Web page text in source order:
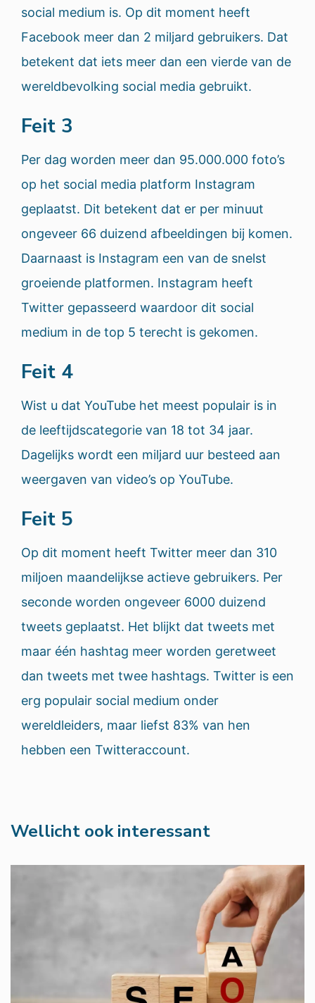
social medium is. Op dit moment heeft
Facebook meer dan 2 miljard gebruikers. Dat
betekent dat iets meer dan een vierde van de
wereldbevolking social media gebruikt.
Feit 3
Per dag worden meer dan 95.000.000 foto’s
op het social media platform Instagram
geplaatst. Dit betekent dat er per minuut
ongeveer 66 duizend afbeeldingen bij komen.
Daarnaast is Instagram een van de snelst
groeiende platformen. Instagram heeft
Twitter gepasseerd waardoor dit social
medium in de top 5 terecht is gekomen.
Feit 4
Wist u dat YouTube het meest populair is in
de leeftijdscategorie van 18 tot 34 jaar.
Dagelijks wordt een miljard uur besteed aan
weergaven van video’s op YouTube.
Feit 5
Op dit moment heeft Twitter meer dan 310
miljoen maandelijkse actieve gebruikers. Per
seconde worden ongeveer 6000 duizend
tweets geplaatst. Het blijkt dat tweets met
maar één hashtag meer worden geretweet
dan tweets met twee hashtags. Twitter is een
erg populair social medium onder
wereldleiders, maar liefst 83% van hen
hebben een Twitteraccount.
Wellicht ook interessant